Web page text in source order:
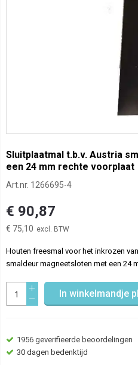
Sluitplaatmal t.b.v. Austria
een 24 mm rechte voorplaat
Art.nr. 1266695-4
€ 90,87
€ 75,10
Houten freesmal voor het inkrozen
smaldeur magneetsloten met een 24
In winkelmandje
1956 geverifieerde beoordelingen
30 dagen bedenktijd